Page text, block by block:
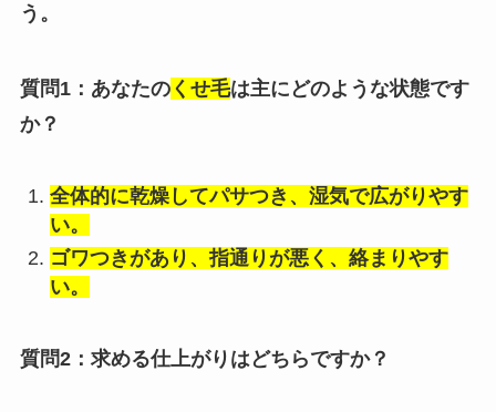
う。
質問1：あなたのくせ毛は主にどのような状態です
か？
全体的に乾燥してパサつき、湿気で広がりやす
い。
ゴワつきがあり、指通りが悪く、絡まりやす
い。
質問2：求める仕上がりはどちらですか？